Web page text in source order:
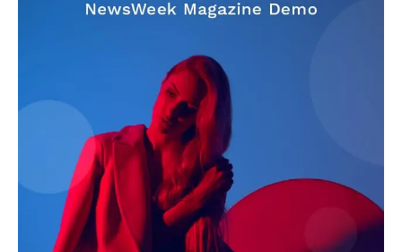
AIN NEWS 1
Contact Us
About Us
Privacy Policy
Terms of Use Agreement